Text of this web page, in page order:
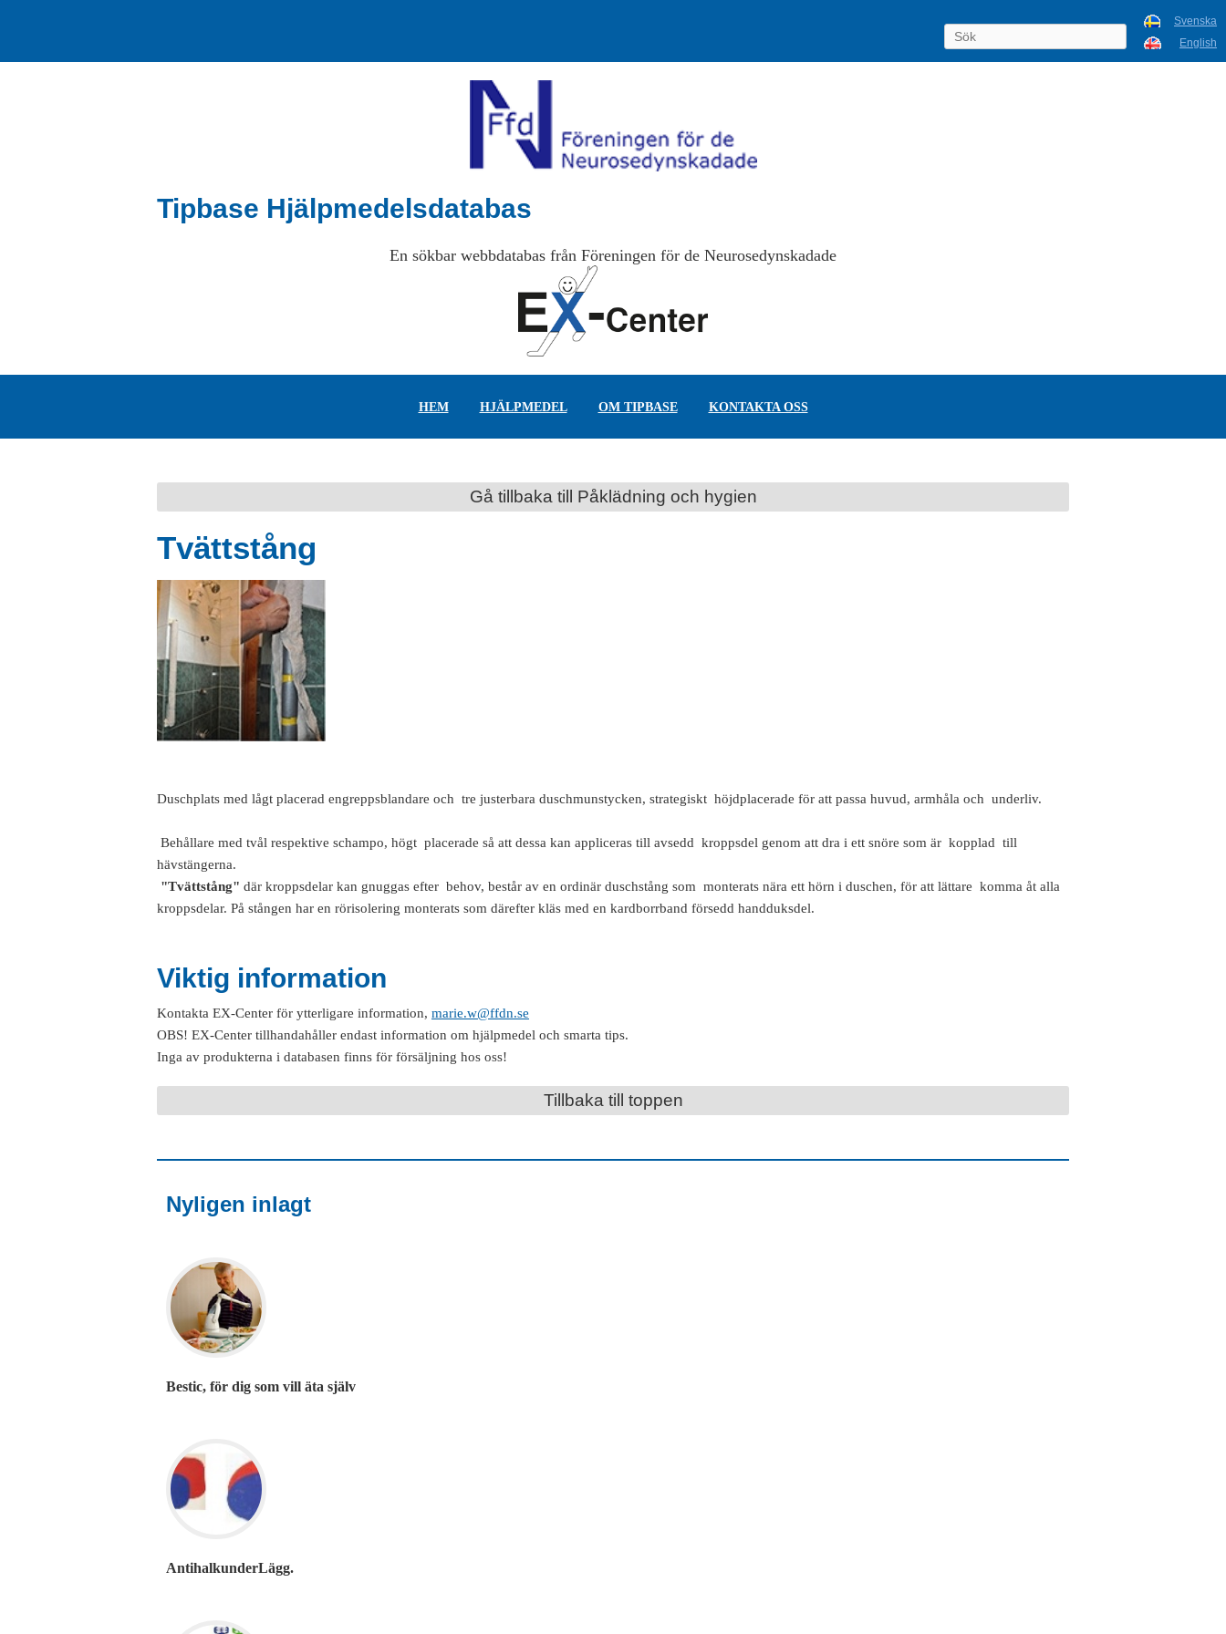
Svenska
English
Tipbase Hjälpmedelsdatabas
En sökbar webbdatabas från Föreningen för de Neurosedynskadade
HEM HJÄLPMEDEL OM TIPBASE KONTAKTA OSS
Gå tillbaka till Påklädning och hygien
Tvättstång
Duschplats med lågt placerad engreppsblandare och tre justerbara duschmunstycken, strategiskt höjdplacerade för att passa huvud, armhåla och underliv.
Behållare med tvål respektive schampo, högt placerade så att dessa kan appliceras till avsedd kroppsdel genom att dra i ett snöre som är kopplad till
hävstängerna.
"Tvättstång" där kroppsdelar kan gnuggas efter behov, består av en ordinär duschstång som monterats nära ett hörn i duschen, för att lättare komma åt alla
kroppsdelar. På stången har en rörisolering monterats som därefter kläs med en kardborrband försedd handduksdel.
Viktig information
Kontakta EX-Center för ytterligare information, marie.w@ffdn.se
OBS! EX-Center tillhandahåller endast information om hjälpmedel och smarta tips.
Inga av produkterna i databasen finns för försäljning hos oss!
Tillbaka till toppen
Nyligen inlagt
Bestic, för dig som vill äta själv
AntihalkunderLägg.